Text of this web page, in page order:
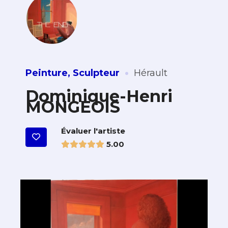
Peinture, Sculpteur · Hérault
Dominique-Henri
MONGEOIS
Évaluer l'artiste
5.00